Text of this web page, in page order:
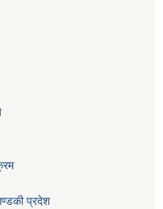
प्रदेश